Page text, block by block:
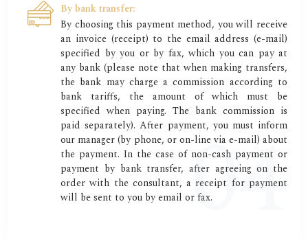
By bank transfer:
By choosing this payment method, you will receive
an invoice (receipt) to the email address (e-mail)
specified by you or by fax, which you can pay at
any bank (please note that when making transfers,
the bank may charge a commission according to
bank tariffs, the amount of which must be
specified when paying. The bank commission is
paid separately). After payment, you must inform
our manager (by phone, or on-line via e-mail) about
the payment. In the case of non-cash payment or
payment by bank transfer, after agreeing on the
order with the consultant, a receipt for payment
will be sent to you by email or fax.